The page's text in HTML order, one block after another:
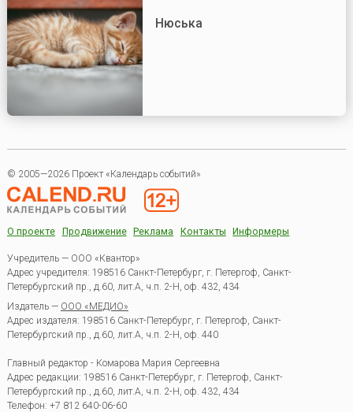
Нюська
© 2005—2026 Проект «Календарь событий»
О проекте Продвижение Реклама Контакты Информеры
Учредитель — ООО «Квантор»
Адрес учредителя: 198516 Санкт-Петербург, г. Петергоф, Санкт-
Петербургский пр., д.60, лит.А, ч.п. 2-Н, оф. 432, 434
Издатель — ООО «МЕДИО»
Адрес издателя: 198516 Санкт-Петербург, г. Петергоф, Санкт-
Петербургский пр., д.60, лит.А, ч.п. 2-Н, оф. 440
Главный редактор - Комарова Мария Сергеевна
Адрес редакции: 198516 Санкт-Петербург, г. Петергоф, Санкт-
Петербургский пр., д.60, лит.А, ч.п. 2-Н, оф. 432, 434
Телефон: +7 812 640-06-60